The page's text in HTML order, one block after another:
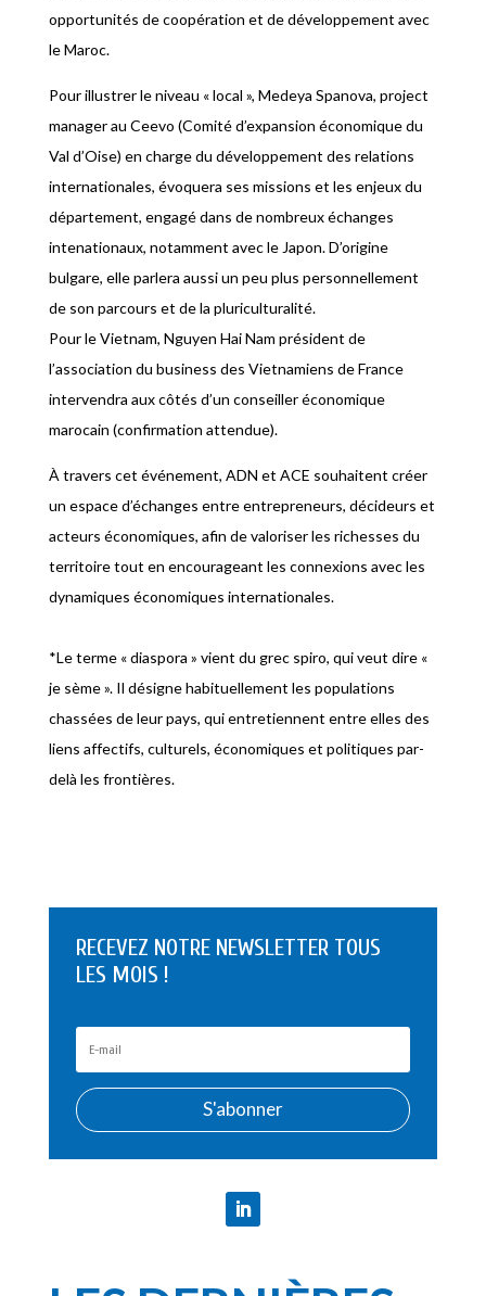
opportunités de coopération et de développement avec
le Maroc.
Pour illustrer le niveau « local », Medeya Spanova, project
manager au Ceevo (Comité d’expansion économique du
Val d’Oise) en charge du développement des relations
internationales, évoquera ses missions et les enjeux du
département, engagé dans de nombreux échanges
intenationaux, notamment avec le Japon. D’origine
bulgare, elle parlera aussi un peu plus personnellement
de son parcours et de la pluriculturalité.
Pour le Vietnam, Nguyen Hai Nam président de
l’association du business des Vietnamiens de France
intervendra aux côtés d’un conseiller économique
marocain (confirmation attendue).
À travers cet événement, ADN et ACE souhaitent créer
un espace d’échanges entre entrepreneurs, décideurs et
acteurs économiques, afin de valoriser les richesses du
territoire tout en encourageant les connexions avec les
dynamiques économiques internationales.
*Le terme « diaspora » vient du grec spiro, qui veut dire «
je sème ». Il désigne habituellement les populations
chassées de leur pays, qui entretiennent entre elles des
liens affectifs, culturels, économiques et politiques par-
delà les frontières.
RECEVEZ NOTRE NEWSLETTER TOUS
LES MOIS !
S'abonner